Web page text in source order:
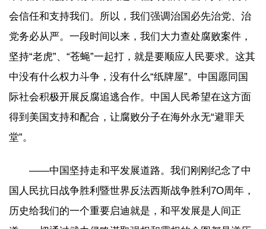
会信任和支持我们。所以，我们强调治国必先治党、治
党务必从严。一段时间以来，我们大力查处腐败案件，
坚持“老虎”、“苍蝇”一起打，就是要顺应人民要求。这其
中没有什么权力斗争，没有什么“纸牌屋”。中国愿同国
际社会积极开展反腐追逃合作。中国人民希望在这方面
得到美国支持和配合，让腐败分子在海外永无“避罪天
堂”。
——中国坚持走和平发展道路。我们刚刚纪念了中
国人民抗日战争胜利暨世界反法西斯战争胜利7O周年，
历史给我们的一个重要启迪就是，和平发展是人间正